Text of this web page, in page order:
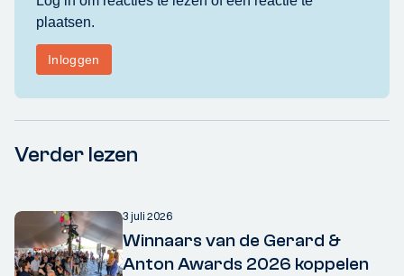
Verder lezen
3 juli 2026
Winnaars van de Gerard &
Anton Awards 2026 koppelen